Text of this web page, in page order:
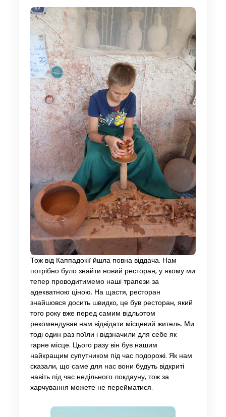
Тож від Каппадокії йшла повна віддача. Нам
потрібно було знайти новий ресторан, у якому ми
тепер проводитимемо наші трапези за
адекватною ціною. На щастя, ресторан
знайшовся досить швидко, це був ресторан, який
того року вже перед самим відльотом
рекомендував нам відвідати місцевий житель. Ми
тоді один раз поїли і відзначили для себе як
гарне місце. Цього разу він був нашим
найкращим супутником під час подорожі. Як нам
сказали, що саме для нас вони будуть відкриті
навіть під час недільного локдауну, тож за
харчування можете не перейматися.